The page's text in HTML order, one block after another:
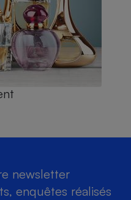
newsletter
enquêtes réalisés